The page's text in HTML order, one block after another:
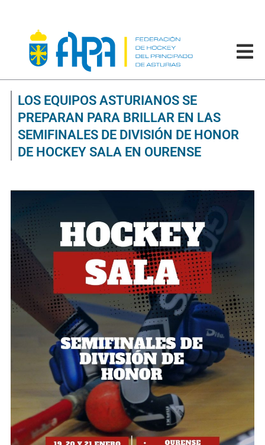
LOS EQUIPOS ASTURIANOS SE
PREPARAN PARA BRILLAR EN LAS
SEMIFINALES DE DIVISIÓN DE HONOR
DE HOCKEY SALA EN OURENSE